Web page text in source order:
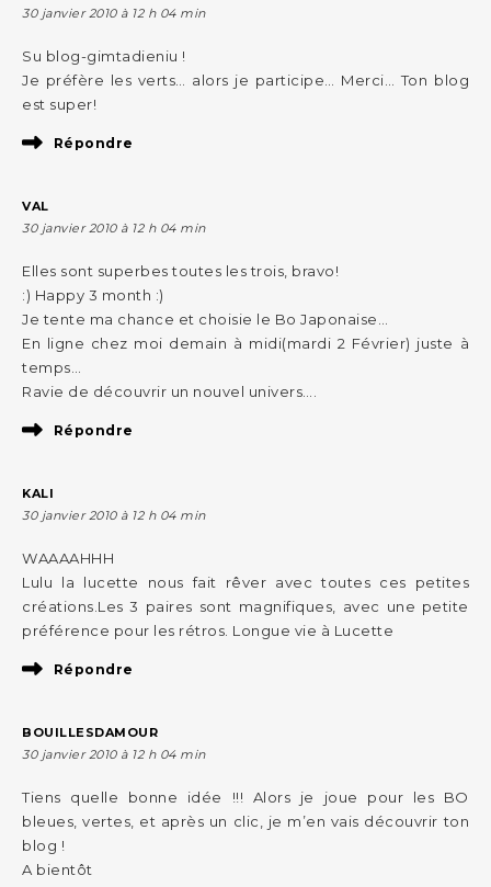
30 janvier 2010 à 12 h 04 min
Su blog-gimtadieniu !
Je préfère les verts… alors je participe… Merci… Ton blog
est super!
Répondre
VAL
30 janvier 2010 à 12 h 04 min
Elles sont superbes toutes les trois, bravo!
:) Happy 3 month :)
Je tente ma chance et choisie le Bo Japonaise…
En ligne chez moi demain à midi(mardi 2 Février) juste à
temps…
Ravie de découvrir un nouvel univers….
Répondre
KALI
30 janvier 2010 à 12 h 04 min
WAAAAHHH
Lulu la lucette nous fait rêver avec toutes ces petites
créations.Les 3 paires sont magnifiques, avec une petite
préférence pour les rétros. Longue vie à Lucette
Répondre
BOUILLESDAMOUR
30 janvier 2010 à 12 h 04 min
Tiens quelle bonne idée !!! Alors je joue pour les BO
bleues, vertes, et après un clic, je m’en vais découvrir ton
blog !
A bientôt